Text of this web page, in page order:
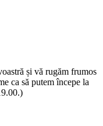
și vă rugăm frumos
ca să putem începe la